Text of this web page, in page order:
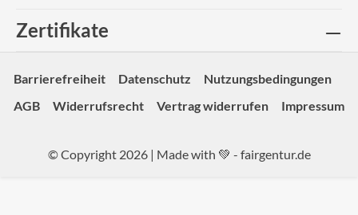
Zertifikate
Barrierefreiheit Datenschutz
Nutzungsbedingungen
AGB
Widerrufsrecht Vertrag widerrufen Impressum
© Copyright 2026 | Made with 💚 - fairgentur.de